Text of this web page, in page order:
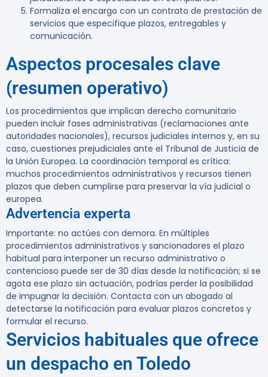
Formaliza el encargo con un contrato de prestación de
servicios que especifique plazos, entregables y
comunicación.
Aspectos procesales clave
(resumen operativo)
Los procedimientos que implican derecho comunitario
pueden incluir fases administrativas (reclamaciones ante
autoridades nacionales), recursos judiciales internos y, en su
caso, cuestiones prejudiciales ante el Tribunal de Justicia de
la Unión Europea. La coordinación temporal es crítica:
muchos procedimientos administrativos y recursos tienen
plazos que deben cumplirse para preservar la vía judicial o
europea.
Advertencia experta
Importante: no actúes con demora. En múltiples
procedimientos administrativos y sancionadores el plazo
habitual para interponer un recurso administrativo o
contencioso puede ser de 30 días desde la notificación; si se
agota ese plazo sin actuación, podrías perder la posibilidad
de impugnar la decisión. Contacta con un abogado al
detectarse la notificación para evaluar plazos concretos y
formular el recurso.
Servicios habituales que ofrece
un despacho en Toledo